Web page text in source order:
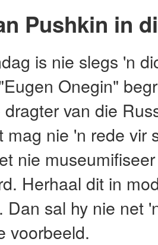
Pushkin in
is nie slegs 'n
Onegin"
van die
mag nie 'n rede vir
nie
Herhaal dit in
Dan sal hy nie net
voorbeeld.